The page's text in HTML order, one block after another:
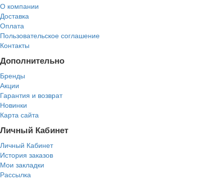
О компании
Доставка
Оплата
Пользовательское соглашение
Контакты
Дополнительно
Бренды
Акции
Гарантия и возврат
Новинки
Карта сайта
Личный Кабинет
Личный Кабинет
История заказов
Мои закладки
Рассылка